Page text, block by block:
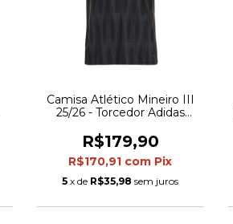
Camisa Atlético Mineiro III
25/26 - Torcedor Adidas
detalhes em marrom
R$179,90
R$170,91 com Pix
5 x de R$35,98 sem juros